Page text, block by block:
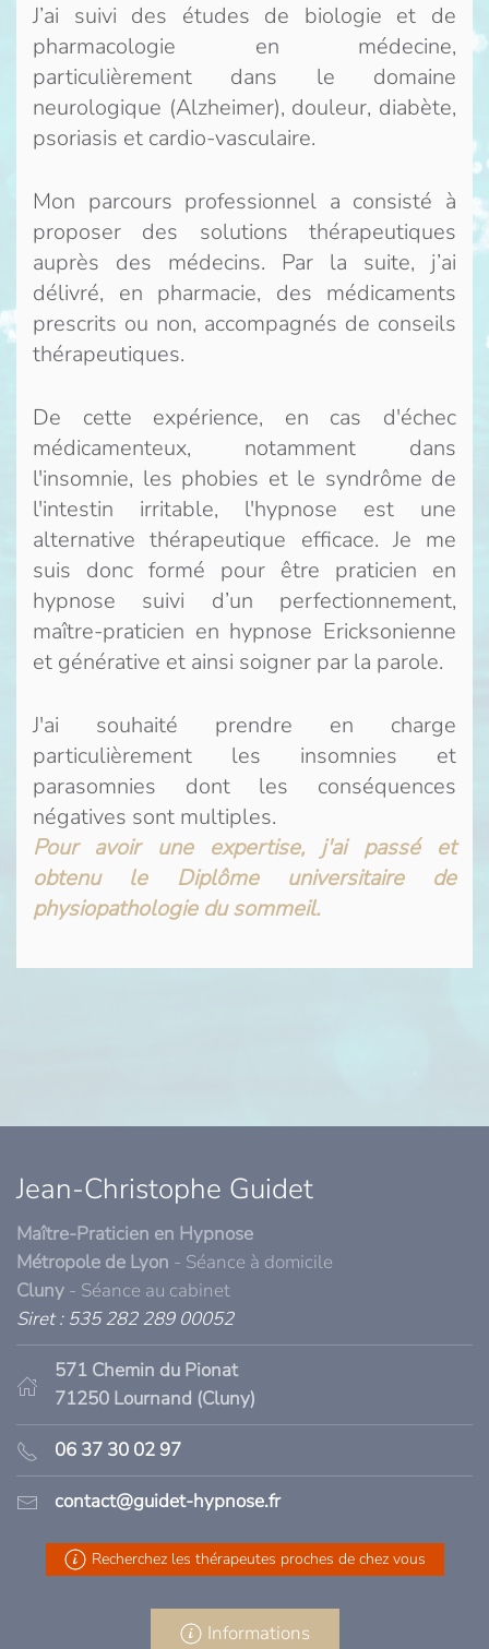
J’ai suivi des études de biologie et de
pharmacologie en médecine,
particulièrement dans le domaine
neurologique (Alzheimer), douleur, diabète,
psoriasis et cardio-vasculaire.
Mon parcours professionnel a consisté à
proposer des solutions thérapeutiques
auprès des médecins. Par la suite, j’ai
délivré, en pharmacie, des médicaments
prescrits ou non, accompagnés de conseils
thérapeutiques.
De cette expérience, en cas d'échec
médicamenteux, notamment dans
l'insomnie, les phobies et le syndrôme de
l'intestin irritable, l'hypnose est une
alternative thérapeutique efficace. Je me
suis donc formé pour être praticien en
hypnose suivi d’un perfectionnement,
maître-praticien en hypnose Ericksonienne
et générative et ainsi soigner par la parole.
J'ai souhaité prendre en charge
particulièrement les insomnies et
parasomnies dont les conséquences
négatives sont multiples.
Pour avoir une expertise, j'ai passé et
obtenu le Diplôme universitaire de
physiopathologie du sommeil.
Jean-Christophe Guidet
Maître-Praticien en Hypnose
Métropole de Lyon - Séance à domicile
Cluny - Séance au cabinet
Siret : 535 282 289 00052
571 Chemin du Pionat
71250 Lournand (Cluny)
06 37 30 02 97
contact@guidet-hypnose.fr
Recherchez les thérapeutes proches de chez vous
Informations